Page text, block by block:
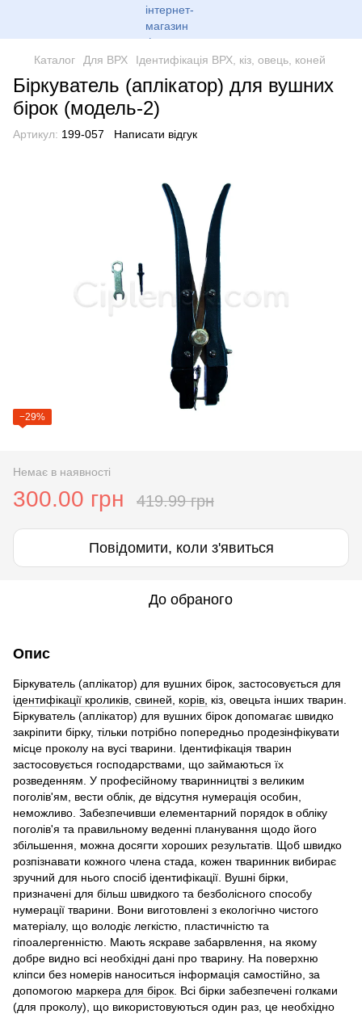
Каталог Для ВРХ Ідентифікація ВРХ, кіз, овець, коней
Біркуватель (аплікатор) для вушних
бірок (модель-2)
Артикул: 199-057 Написати відгук
−29%
Немає в наявності
300.00 грн 419.99 грн
Повідомити, коли з'явиться
До обраного
Опис
Біркуватель (аплікатор) для вушних бірок, застосовується для
ідентифікації кроликів свиней корів, кіз, овецьта інших тварин.
Біркуватель (аплікатор) для вушних бірок допомагає швидко
закріпити бірку, тільки потрібно попередньо продезінфікувати
місце проколу на вусі тварини. Ідентифікація тварин
застосовується господарствами, що займаються їх
розведенням. У професійному тваринництві з великим
поголів'ям, вести облік, де відсутня нумерація особин,
неможливо. Забезпечивши елементарний порядок в обліку
поголів'я та правильному веденні планування щодо його
збільшення, можна досягти хороших результатів. Щоб швидко
розпізнавати кожного члена стада, кожен тваринник вибирає
зручний для нього спосіб ідентифікації. Вушні бірки,
призначені для більш швидкого та безболісного способу
нумерації тварини. Вони виготовлені з екологічно чистого
матеріалу, що володіє легкістю, пластичністю та
гіпоалергенністю. Мають яскраве забарвлення, на якому
добре видно всі необхідні дані про тварину. На поверхню
кліпси без номерів наноситься інформація самостійно, за
допомогою маркера для бірок . Всі бірки забезпечені голками
(для проколу), що використовуються один раз, це необхідно